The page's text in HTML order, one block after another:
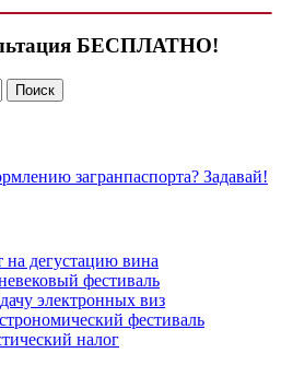
БЕСПЛАТНО!
загранпаспорта? Задавай!
дегустацию вина
фестиваль
электронных виз
фестиваль
налог